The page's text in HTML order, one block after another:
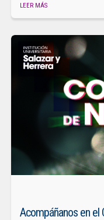
LEER MÁS
Acompáñanos en el